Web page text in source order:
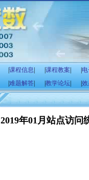
课程信息 课程教案
难题解答 教学论坛
2019年01月站点访问